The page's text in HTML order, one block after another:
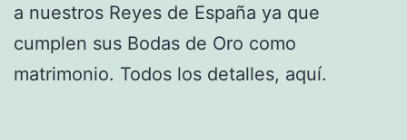
a nuestros Reyes de España ya que
cumplen sus Bodas de Oro como
matrimonio. Todos los detalles, aquí.